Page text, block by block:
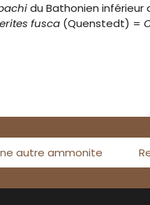
du Bathonien inférieur
fusca (Quenstedt) =
autre ammonite